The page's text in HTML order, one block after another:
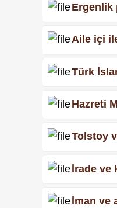
Ergenlik
Aile içi
Türk
Hazreti
Tolstoy
İrade ve
İman ve